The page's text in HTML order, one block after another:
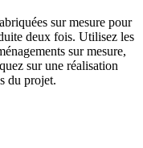
sur mesure pour
deux fois. Utilisez les
sur mesure,
sur une réalisation
du projet.